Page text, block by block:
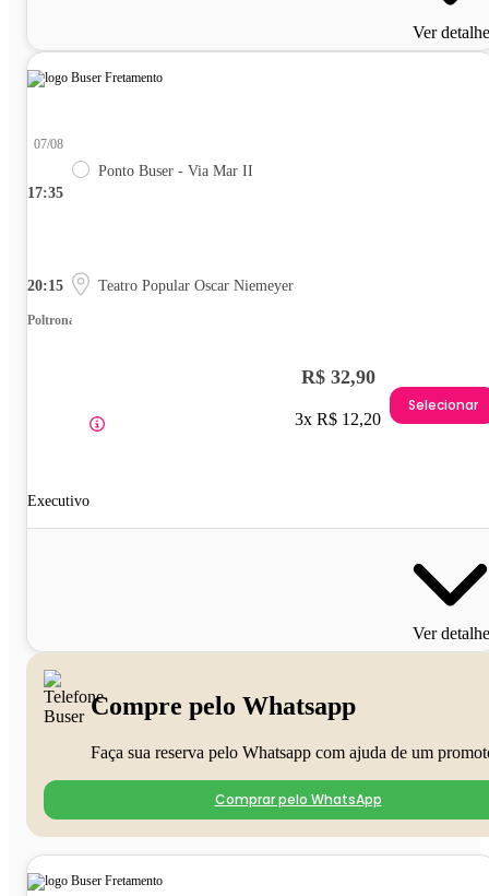
Ver
17:35
07/08
Ponto Buser - Via Mar II
20:15 Teatro Popular Oscar Niemeyer
Poltrona
Executivo
R$ 32,90
3x R$ 12,20
Selecionar
Ver
Compre pelo Whatsapp
Faça sua reserva pelo Whatsapp com ajuda de um
Comprar pelo WhatsApp